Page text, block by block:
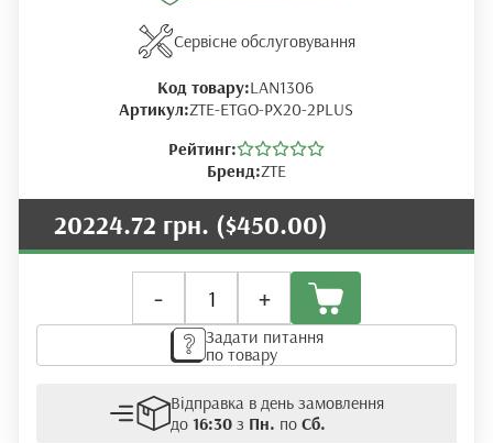
Сервісне обслуговування
Код товару:LAN1306
Артикул:ZTE-ETGO-PX20-2PLUS
Рейтинг:
Бренд:ZTE
20224.72 грн. ($450.00)
-
розширення
ZTE
ETGO
PX20++
кількість
+
Задати питання
по товару
Відправка в день замовлення
до 16:30з Пн. по Сб.